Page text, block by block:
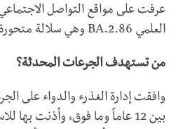
عرفت على مواقع التواصل
العلمي BA.2.86 وهي سلالة متحورة من السلالة أوميكرون.
من تستهدف الجرعات المحدثة؟
وافقت إدارة الغذرء والدواء على
بين 12 عاماً وما فوق، وأذنت